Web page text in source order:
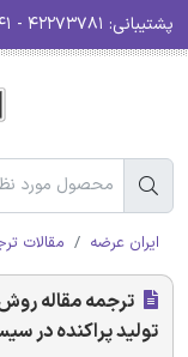
پشتیبانی:
ایران عرضه مقالات
ترجمه مقاله
تولید پراکنده در